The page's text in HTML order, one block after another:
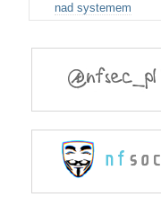
nad systemem